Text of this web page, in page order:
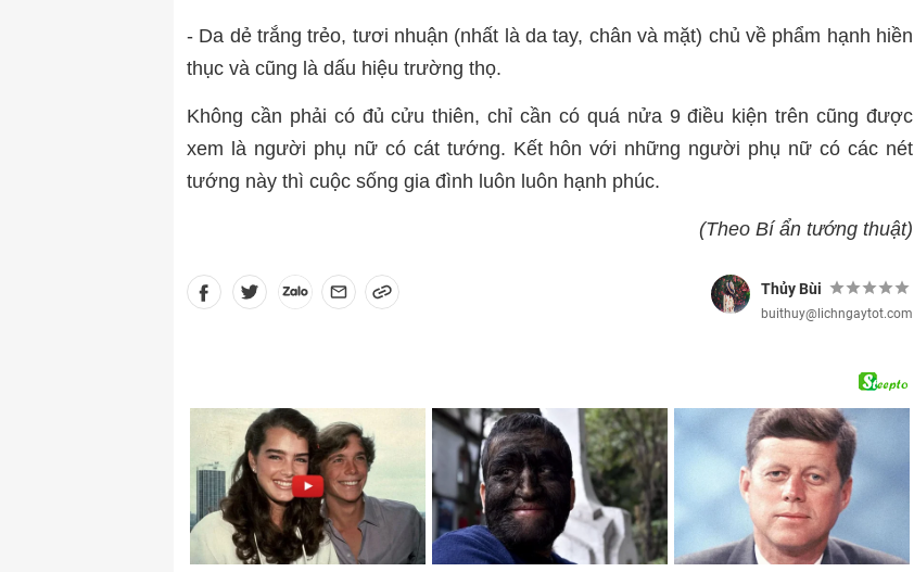
- Da dẻ trắng trẻo, tươi nhuận (nhất là da tay, chân và mặt) chủ về phẩm hạnh hiền
thục và cũng là dấu hiệu trường thọ.
Không cần phải có đủ cửu thiên, chỉ cần có quá nửa 9 điều kiện trên cũng được
xem là người phụ nữ có cát tướng. Kết hôn với những người phụ nữ có các nét
tướng này thì cuộc sống gia đình luôn luôn hạnh phúc.
(Theo Bí ẩn tướng thuật)
Thủy Bùi
buithuy@lichngaytot.com